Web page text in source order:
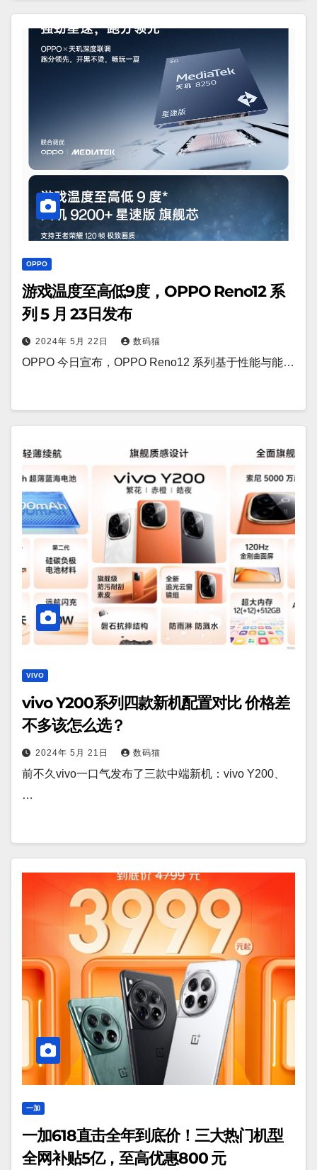
OPPO
游戏温度至高低9度，OPPO Reno12 系
列 5 月 23日发布
2024年 5月 22日 数码猫
OPPO 今日宣布，OPPO Reno12 系列基于性能与能…
VIVO
vivo Y200系列四款新机配置对比 价格差
不多该怎么选？
2024年 5月 21日 数码猫
前不久vivo一口气发布了三款中端新机：vivo Y200、
…
一加
一加618直击全年到底价！三大热门机型
全网补贴5亿，至高优惠800 元